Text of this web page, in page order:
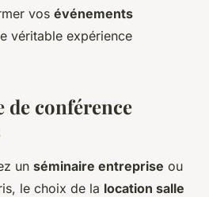
vos événements
véritable expérience
de conférence
un séminaire entreprise ou
le choix de la location salle